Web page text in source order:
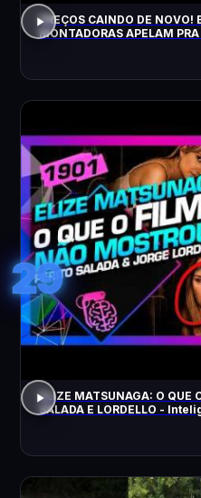
PREÇOS CAINDO DE NOVO!
MONTADORAS APELAM PRA
29
ELIZE MATSUNAGA: O QUE
SALADA E LORDELLO -